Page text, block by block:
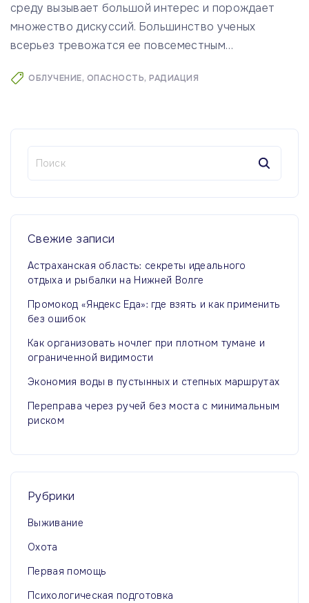
среду вызывает большой интерес и порождает
множество дискуссий. Большинство ученых
всерьез тревожатся ее повсеместным…
ОБЛУЧЕНИЕ ОПАСНОСТЬ РАДИАЦИЯ
т
и
Свежие записи
Астраханская область: секреты идеального
отдыха и рыбалки на Нижней Волге
Промокод «Яндекс Еда»: где взять и как применить
без ошибок
Как организовать ночлег при плотном тумане и
ограниченной видимости
Экономия воды в пустынных и степных маршрутах
Переправа через ручей без моста с минимальным
риском
Рубрики
Выживание
Охота
Первая помощь
Психологическая подготовка